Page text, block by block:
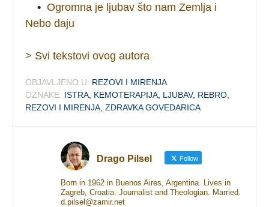
• Ogromna je ljubav što nam Zemlja i
Nebo daju
> Svi tekstovi ovog autora
OBJAVLJENO U: REZOVI I MIRENJA
OZNAKE: ISTRA KEMOTERAPIJA LJUBAV, REBRO
REZOVI I MIRENJA ,ZDRAVKA GOVEDARICA
Drago Pilsel Follow
Born in 1962 in Buenos Aires, Argentina. Lives in
Zagreb, Croatia. Journalist and Theologian. Married.
d.pilsel@zamir.net